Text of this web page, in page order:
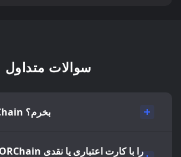
سوالات متداول
چگونه THORChain بخرم؟